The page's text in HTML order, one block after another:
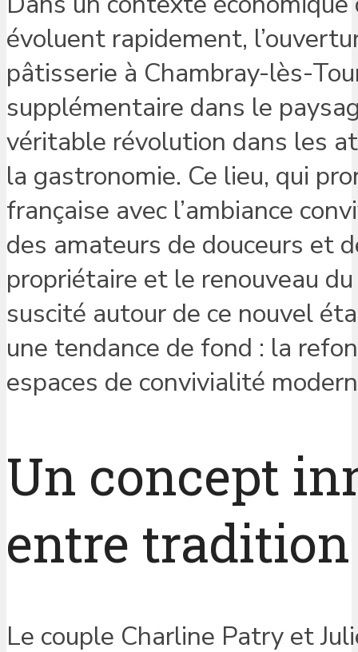
évoluent rapidement,
pâtisserie à Chambray-lès-
supplémentaire dans le
véritable révolution dans les
la gastronomie. Ce lieu, qui
française avec l’ambiance
des amateurs de douceurs et
propriétaire et le renouveau
suscité autour de ce nouvel
une tendance de fond : la
espaces de convivialité
Un concept
entre
Le couple Charline Patry et